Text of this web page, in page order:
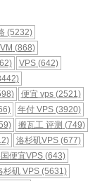
(5232)
(868)
VPS(642)
便宜 vps(2521)
年付 VPS(3920)
搬瓦工 评测 (749)
洛杉矶VPS(677)
便宜VPS(643)
杉矶 VPS (5631)